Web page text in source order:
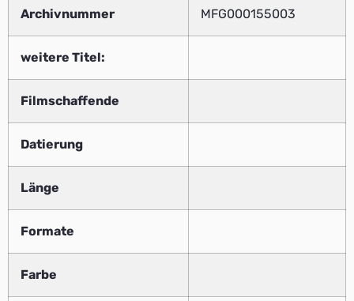
Archivnummer MFG000155003
weitere Titel:
Filmschaffende
Datierung
Länge
Formate
Farbe